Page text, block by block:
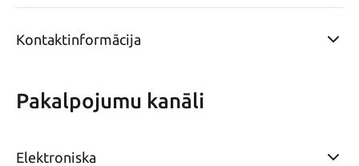
Kontaktinformācija
Pakalpojumu kanāli
Elektroniska